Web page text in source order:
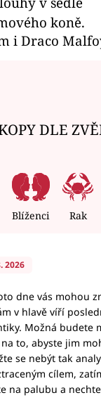
koně.
i Draco
DLE
Blíženci Rak
2026
dne vás mohou
v hlavě víří
Možná budete
to, abyste jim
se nebýt tak
cílem,
na palubu a